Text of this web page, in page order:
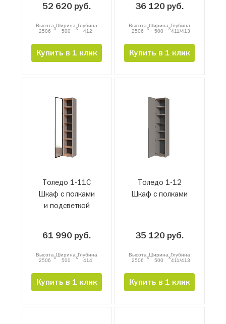
52 620 руб.
Высота
2506
xШирина
500
xГлубина
412
Купить в 1 клик
36 120 руб.
Высота
2506
xШирина
500
xГлубина
411/413
Купить в 1 клик
Толедо 1-11С
Шкаф с полками
и подсветкой
61 990 руб.
Высота
2506
xШирина
500
xГлубина
414
Купить в 1 клик
Толедо 1-12
Шкаф с полками
35 120 руб.
Высота
2506
xШирина
500
xГлубина
411/413
Купить в 1 клик